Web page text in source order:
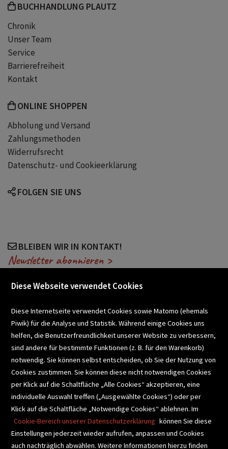
BUCHHANDLUNG PLAUTZ
Chronik
Unser Team
Service
Barrierefreiheit
Kontakt
ONLINE SHOPPEN
Abholung und Versand
Zahlungsmethoden
Widerrufsrecht
Datenschutz- und Cookieerklärung
FOLGEN SIE UNS
BLEIBEN WIR IN KONTAKT!
Newsletter abonnieren >
SCHULBUCHSERVICE
BUCHEMPFEHLUNGEN
BIBLIOTHEKSSERVICE
Diese Webseite verwendet Cookies
Diese Internetseite verwendet Cookies sowie Matomo (ehemals
Piwik) für die Analyse und Statistik. Während einige Cookies uns
helfen, die Benutzerfreundlichkeit unserer Website zu verbessern,
sind andere für bestimmte Funktionen (z. B. für den Warenkorb)
notwendig. Sie können selbst entscheiden, ob Sie der Nutzung von
Cookies zustimmen. Sie können diese nicht notwendigen Cookies
per Klick auf die Schaltfläche „Alle Cookies“ akzeptieren, eine
individuelle Auswahl treffen („Ausgewählte Cookies“) oder per
Klick auf die Schaltfläche „Notwendige Cookies“ ablehnen. Im
Cookie-Bereich unserer Datenschutzerklärung können Sie diese
Einstellungen jederzeit wieder aufrufen, anpassen und Cookies
auch nachträglich abwählen. Weitere Informationen hierzu finden